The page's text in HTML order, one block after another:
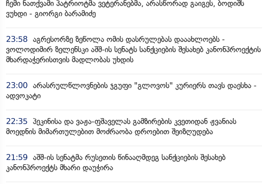
ჩემი ნათქვამი პატრიოტმა ვეტერანებმა, არასწორად გაიგეს, ბოდიშს
ვუხდი - გიორგი ბარამიძე
23:58 აგრესორზე ზეწოლა ომის დასრულებას დააახლოებს -
ვოლოდიმირ ზელენსკი აშშ-ის სენატს სანქციების შესახებ კანონპროექტის
მხარდაჭერისთვის მადლობას უხდის
23:00 არასრულწლოვნების ჯგუფი "გლოვოს" კურიერს თავს დაესხა -
ადვოკატი
22:35 პეკინისა და ვაჟა-ფშაველას გამზირების კვეთიდან ჟვანიას
მოედნის მიმართულებით მოძრაობა დროებით შეიზღუდება
21:59 აშშ-ის სენატმა რუსეთის წინააღმდეგ სანქციების შესახებ
კანონპროექტს მხარი დაუჭირა